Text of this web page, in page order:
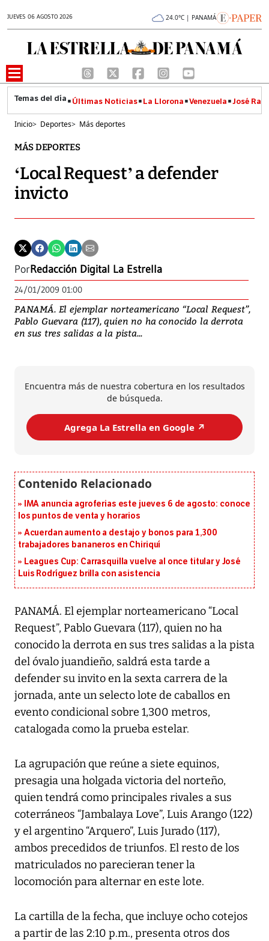
JUEVES 06 AGOSTO 2026 24.0°C | PANAMÁ
Últimas Noticias La Llorona Venezuela José
Inicio> Deportes> Más deportes
MÁS DEPORTES
‘Local Request’ a defender
invicto
PorRedacción Digital La Estrella
24/01/2009 01:00
PANAMÁ. El ejemplar norteamericano “Local Request”,
Pablo Guevara (117), quien no ha conocido la derrota
en sus tres salidas a la pista...
Encuentra más de nuestra cobertura en los resultados
de búsqueda.
Agrega La Estrella en Google ↗️
IMA anuncia agroferias este jueves 6 de agosto: conoce
los puntos de venta y horarios
Acuerdan aumento a destajo y bonos para 1,300
trabajadores bananeros en Chiriquí
Leagues Cup: Carrasquilla vuelve al once titular y José
Luis Rodríguez brilla con asistencia
PANAMÁ. El ejemplar norteamericano “Local
Request”, Pablo Guevara (117), quien no ha
conocido la derrota en sus tres salidas a la pista
del óvalo juandieño, saldrá esta tarde a
defender su invito en la sexta carrera de la
jornada, ante un selecto lote de caballos en
evento condicional sobre 1,300 metros,
catalogada como la prueba estelar.
La agrupación que reúne a siete equinos,
presagia una holgada victoria del norteño,
quien tendrá como principales rivales a sus
coterráneos “Jambalaya Love”, Luis Arango (122)
y el argentino “Arquero”, Luis Jurado (117),
ambos precedidos de triunfos. El resto de los
matriculados no parecieran tener la
locomoción para alternar en este lote.
La cartilla de la fecha, que incluye ocho cotejos
a partir de las 2:10 p.m., presenta otros dos